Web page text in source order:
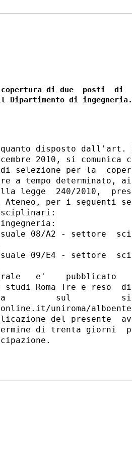
copertura di due  posti  di
disposto dall'art.
2010, si
di selezione per la
a tempo determinato,
legge  240/2010,
Ateneo, per i seguenti
08/A2 - settore
09/E4 - settore
e'    pubblicato
Roma Tre e reso
sul
uniroma/
del presente
di trenta giorni